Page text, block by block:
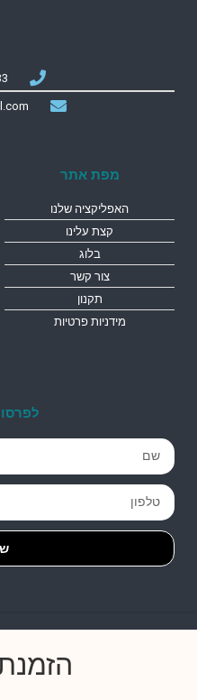
מפת אתר
האפליקציה שלנו
קצת עלינו
בלוג
צור קשר
תקנון
מידניות פרטיות